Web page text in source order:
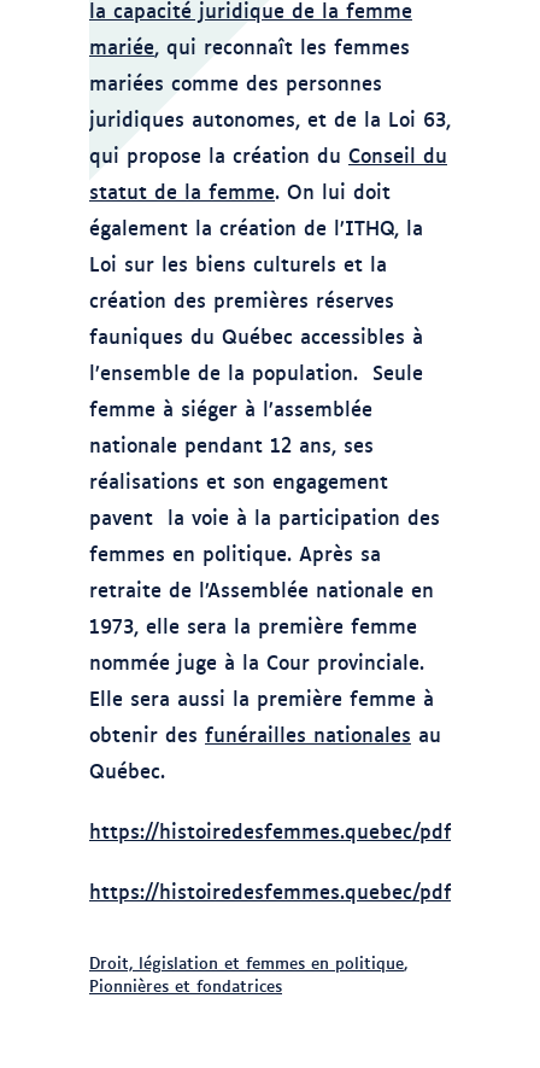
la capacité juridique de la femme
mariée, qui reconnaît les femmes
mariées comme des personnes
juridiques autonomes, et de la Loi 63,
qui propose la création du Conseil du
statut de la femme. On lui doit
également la création de l’ITHQ, la
Loi sur les biens culturels et la
création des premières réserves
fauniques du Québec accessibles à
l’ensemble de la population. Seule
femme à siéger à l’assemblée
nationale pendant 12 ans, ses
réalisations et son engagement
pavent la voie à la participation des
femmes en politique. Après sa
retraite de l’Assemblée nationale en
1973, elle sera la première femme
nommée juge à la Cour provinciale.
Elle sera aussi la première femme à
obtenir des funérailles nationales au
Québec.
https://histoiredesfemmes.quebec/pdf/
https://histoiredesfemmes.quebec/pdf/
Droit, législation et femmes en politique,
Pionnières et fondatrices